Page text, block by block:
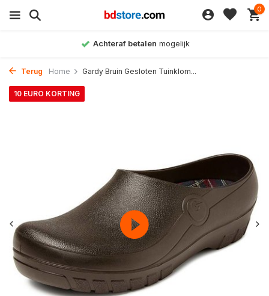
0
Achteraf betalen mogelijk
Terug Home Gardy Bruin Gesloten Tuinklom...
10 EURO KORTING